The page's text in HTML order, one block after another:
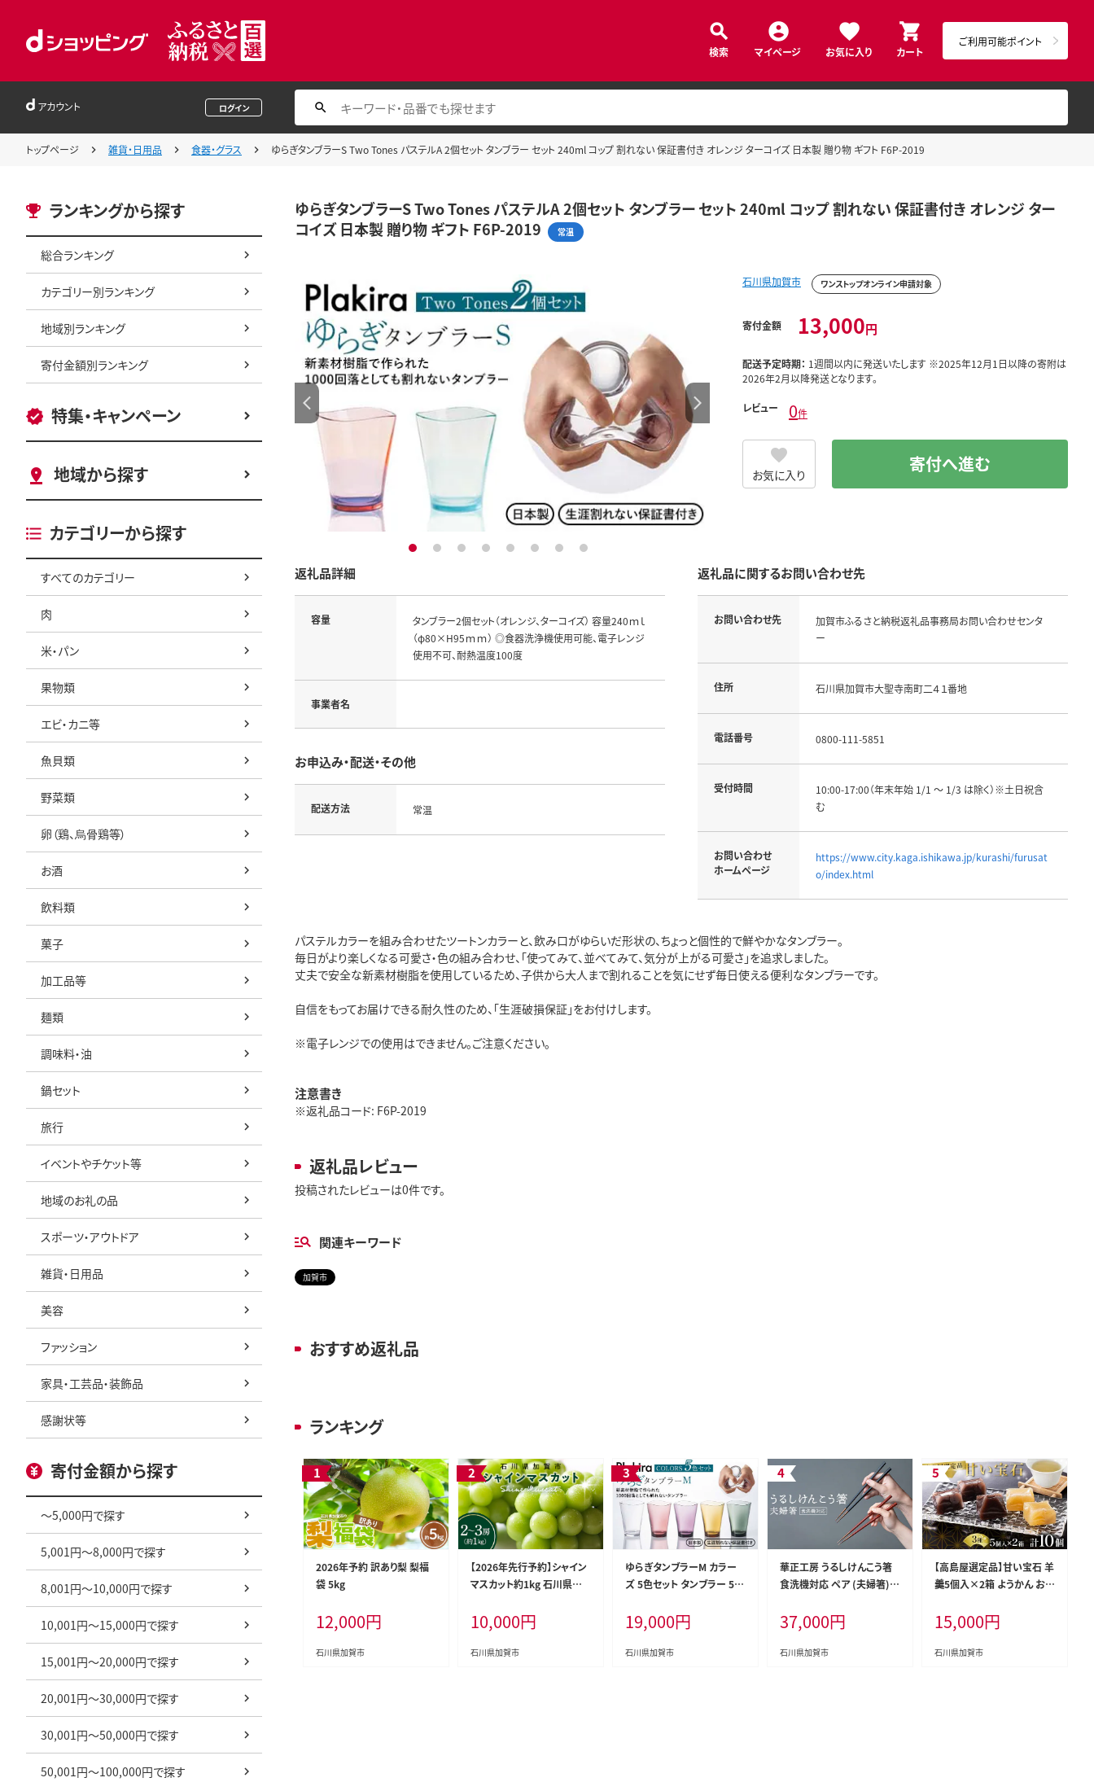
検索 マイページ お気に入り カート
ご利用可能ポイント
アカウント ログイン
トップページ 雑貨・日用品 食器・グラス ゆらぎタンブラーS Two Tones パステルA 2個セット タンブラー セット 240ml コップ 割れない 保証書付き オレンジ ターコイズ 日本製 贈り物 ギフト F6P-2019
ランキングから探す
総合ランキング
カテゴリー別ランキング
地域別ランキング
寄付金額別ランキング
特集・キャンペーン
地域から探す
カテゴリーから探す
すべてのカテゴリー
肉
米・パン
果物類
エビ・カニ等
魚貝類
野菜類
卵（鶏、烏骨鶏等）
お酒
飲料類
菓子
加工品等
麺類
調味料・油
鍋セット
旅行
イベントやチケット等
地域のお礼の品
スポーツ・アウトドア
雑貨・日用品
美容
ファッション
家具・工芸品・装飾品
感謝状等
寄付金額から探す
～5,000円で探す
5,001円～8,000円で探す
8,001円～10,000円で探す
10,001円～15,000円で探す
15,001円～20,000円で探す
20,001円～30,000円で探す
30,001円～50,000円で探す
50,001円～100,000円で探す
ゆらぎタンブラーS Two Tones パステルA 2個セット タンブラー セット 240ml コップ 割れない 保証書付き オレンジ ター
コイズ 日本製 贈り物 ギフト F6P-2019
常温
1 2 3 4 5 6 7 8
石川県加賀市 ワンストップオンライン申請対象
寄付金額 13,000円
配送予定時期： 1週間以内に発送いたします ※2025年12月1日以降の寄附は
2026年2月以降発送となります。
レビュー 0件
お気に入り 寄付へ進む
返礼品詳細
容量
タンブラー2個セット（オレンジ、ターコイズ） 容量240ｍｌ
（φ80×H95ｍｍ） ◎食器洗浄機使用可能、電子レンジ
使用不可、耐熱温度100度
事業者名
お申込み・配送・その他
配送方法 常温
返礼品に関するお問い合わせ先
お問い合わせ先
加賀市ふるさと納税返礼品事務局お問い合わせセンタ
ー
住所 石川県加賀市大聖寺南町二４１番地
電話番号 0800-111-5851
受付時間
10:00-17:00（年末年始 1/1 ～ 1/3 は除く）※土日祝含
む
お問い合わせ
ホームページ
https://www.city.kaga.ishikawa.jp/kurashi/furusat
o/index.html
パステルカラーを組み合わせたツートンカラーと、飲み口がゆらいだ形状の、ちょっと個性的で鮮やかなタンブラー。
毎日がより楽しくなる可愛さ・色の組み合わせ、「使ってみて、並べてみて、気分が上がる可愛さ」を追求しました。
丈夫で安全な新素材樹脂を使用しているため、子供から大人まで割れることを気にせず毎日使える便利なタンブラーです。
自信をもってお届けできる耐久性のため、「生涯破損保証」をお付けします。
※電子レンジでの使用はできません。ご注意ください。
注意書き
※返礼品コード: F6P-2019
返礼品レビュー
投稿されたレビューは0件です。
関連キーワード
加賀市
おすすめ返礼品
ランキング
2026年予約 訳あり梨 梨福
袋 5kg
12,000円
石川県加賀市
【2026年先行予約】シャイン
マスカット約1kg 石川県加
マスカット マスカット ぶどう
ぶどうぶどう 葡萄 デザート
フルーツフルーツフルーツ
10,000円
石川県加賀市
ゆらぎタンブラーM カラー
ズ 5色セット タンブラー 5個
い 保証書付き 日本製 贈り物
ギフト F6P-2018
19,000円
石川県加賀市
華正工房 うるしけんこう箸
食洗機対応 ペア (夫婦箸)
37,000円
石川県加賀市
【高島屋選定品】甘い宝石 羊
羹5個入×2箱 ようかん お菓
一口サイズ ミニサイズ 低カ
ロリー 贈り物 ギフト F6P-28
39
15,000円
石川県加賀市